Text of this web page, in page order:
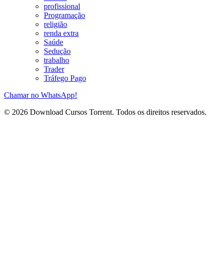
profissional
Programação
religião
renda extra
Saúde
Sedução
trabalho
Trader
Tráfego Pago
Chamar no WhatsApp!
© 2026 Download Cursos Torrent. Todos os direitos reservados.